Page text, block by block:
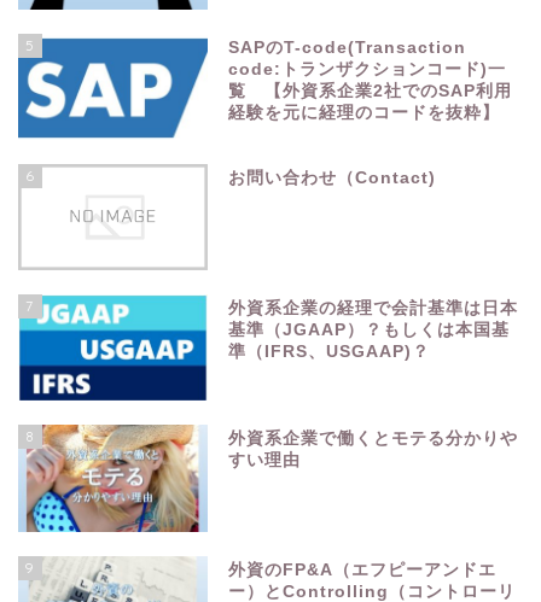
5
SAPのT-code(Transaction
code:トランザクションコード)一
覧 【外資系企業2社でのSAP利用
経験を元に経理のコードを抜粋】
6 お問い合わせ（Contact)
7
外資系企業の経理で会計基準は日本
基準（JGAAP）？もしくは本国基
準（IFRS、USGAAP)？
8
外資系企業で働くとモテる分かりや
すい理由
9
外資のFP&A（エフピーアンドエ
ー）とControlling（コントローリ